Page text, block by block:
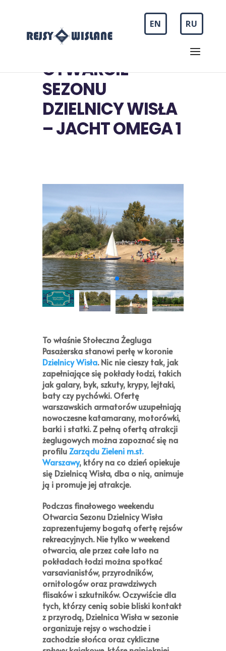
EN RU
OTWARCIE
SEZONU
DZIELNICY WISŁA
– JACHT OMEGA 1
To właśnieStołeczna Żegluga
Pasażerska stanowi perłę w koronie
Dzielnicy Wisła. Nic nie cieszy tak, jak
zapełniające się pokłady łodzi, takich
jak galary, byk, szkuty, krypy, lejtaki,
baty czy pychówki. Ofertę
warszawskich armatorów uzupełniają
nowoczesne katamarany, motorówki,
barki i statki. Z pełną ofertą atrakcji
żeglugowych można zapoznać się na
profiluZarządu Zieleni m.st.
Warszawy, który na co dzień opiekuje
się Dzielnicą Wisła, dba o nią, animuje
ją i promuje jej atrakcje.
Podczasfinałowego weekendu
Otwarcia Sezonu Dzielnicy Wisła
zaprezentujemy bogatą ofertę rejsów
rekreacyjnych. Nie tylko w weekend
otwarcia, ale przez całe lato na
pokładach łodzi można spotkać
varsavianistów, przyrodników,
ornitologów oraz prawdziwych
flisaków i szkutników. Oczywiście dla
tych, którzy cenią sobie bliski kontakt
z przyrodą, Dzielnica Wisła w sezonie
organizuje rejsy o wschodzie i
zachodzie słońca oraz cykliczne